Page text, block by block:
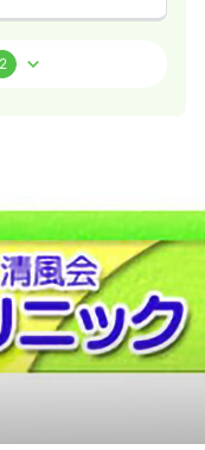
詳細を見る
健診センター
2